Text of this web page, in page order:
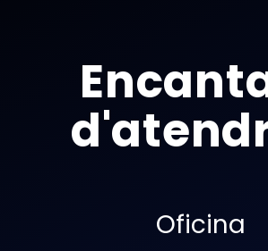
Oficina